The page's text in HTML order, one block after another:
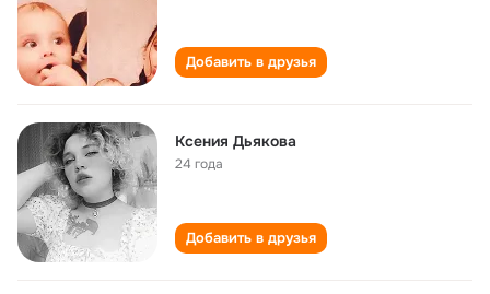
Добавить в друзья
Ксения Дьякова
24 года
Добавить в друзья